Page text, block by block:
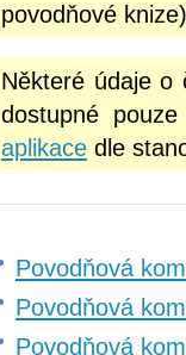
povodňové
Některé údaje o
dostupné
aplikace dle
Povodňová
Povodňová
Povodňová